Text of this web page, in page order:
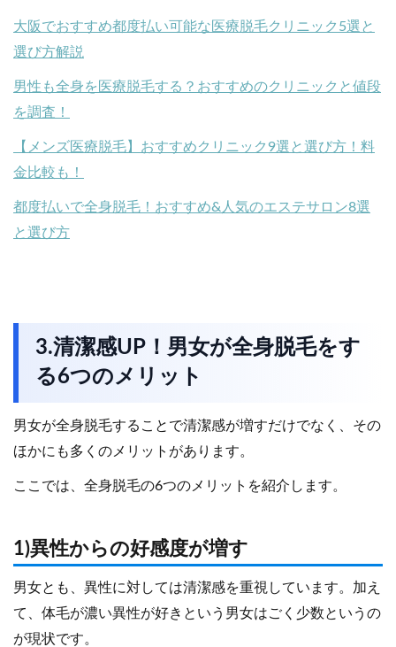
大阪でおすすめ都度払い可能な医療脱毛クリニック5選と
選び方解説
男性も全身を医療脱毛する？おすすめのクリニックと値段
を調査！
【メンズ医療脱毛】おすすめクリニック9選と選び方！料
金比較も！
都度払いで全身脱毛！おすすめ&人気のエステサロン8選
と選び方
3.清潔感UP！男女が全身脱毛をす
る6つのメリット
男女が全身脱毛することで清潔感が増すだけでなく、その
ほかにも多くのメリットがあります。
ここでは、全身脱毛の6つのメリットを紹介します。
1)異性からの好感度が増す
男女とも、異性に対しては清潔感を重視しています。加え
て、体毛が濃い異性が好きという男女はごく少数というの
が現状です。